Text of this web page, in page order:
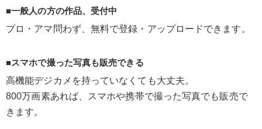
■一般人の方の作品、受付中
プロ・アマ問わず、無料で登録・アップロードできます。
■スマホで撮った写真も販売できる
高機能デジカメを持っていなくても大丈夫。
800万画素あれば、スマホや携帯で撮った写真でも販売で
きます。